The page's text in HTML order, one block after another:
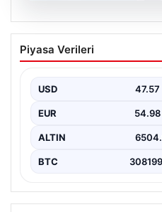
05.08.2026
Domates
9 aylık bebeğin
Piyasa Verileri
USD 47.57
EUR 54.98
ALTIN
BTC